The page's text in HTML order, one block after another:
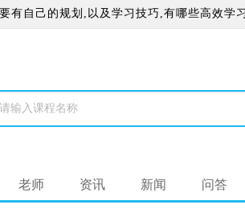
有自己的规划,以及学习技巧,有哪些高效
老师 资讯 新闻 问答